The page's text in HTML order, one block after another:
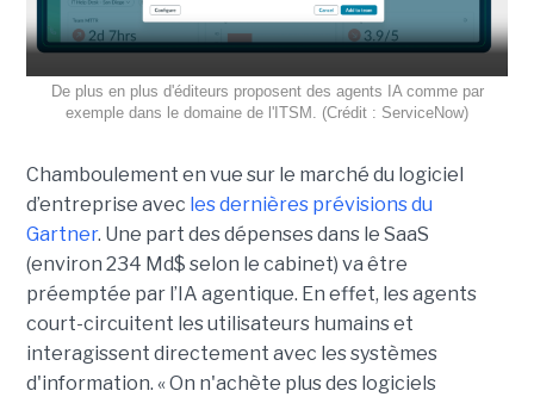
De plus en plus d'éditeurs proposent des agents IA comme par
exemple dans le domaine de l'ITSM. (Crédit : ServiceNow)
Chamboulement en vue sur le marché du logiciel
d’entreprise avec les dernières prévisions du
Gartner. Une part des dépenses dans le SaaS
(environ 234 Md$ selon le cabinet) va être
préemptée par l’IA agentique. En effet, les agents
court-circuitent les utilisateurs humains et
interagissent directement avec les systèmes
d'information. « On n'achète plus des logiciels